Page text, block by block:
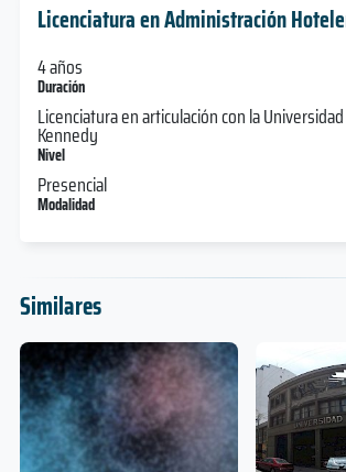
Licenciatura en Administración
4 años
Duración
Licenciatura en articulación con la Universidad
Kennedy
Nivel
Presencial
Modalidad
Similares